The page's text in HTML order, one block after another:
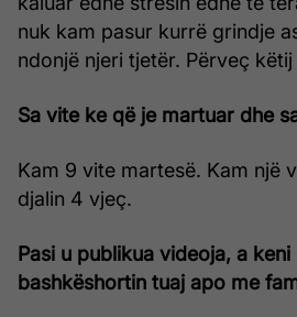
nuk kam pasur kurrë grindje
ndonjë njeri tjetër. Përveç
Sa vite ke që je martuar dhe
Kam 9 vite martesë. Kam një
djalin 4 vjeç.
Pasi u publikua videoja, a
bashkëshortin tuaj apo me